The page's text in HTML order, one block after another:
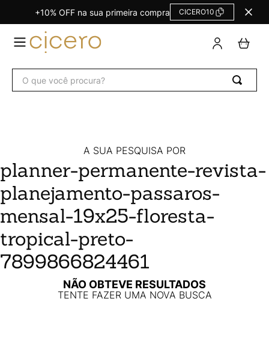
+10% OFF na sua primeira compra CICERO10
A SUA PESQUISA POR
planner-permanente-revista-
planejamento-passaros-
mensal-19x25-floresta-
tropical-preto-
7899866824461
NÃO OBTEVE RESULTADOS
TENTE FAZER UMA NOVA BUSCA
TERMOS
MAIS
Agendas Calendários
5º Planner
Planner Permanente
7
Caderneta
10 Argolado